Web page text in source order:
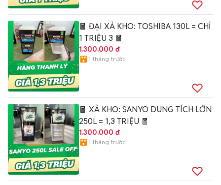
🧧 ĐẠI XẢ KHO: TOSHIBA 130L = CHỈ
1 TRIỆU 3 🧧
1.300.000 đ
1 tháng trước
🧧 XẢ KHO: SANYO DUNG TÍCH LỚN
250L = 1,3 TRIỆU 🧧
1.300.000 đ
1 tháng trước